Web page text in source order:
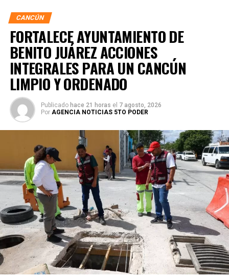
CANCÚN
FORTALECE AYUNTAMIENTO DE
BENITO JUÁREZ ACCIONES
INTEGRALES PARA UN CANCÚN
LIMPIO Y ORDENADO
Publicado hace 21 horas el 7 agosto, 2026
Por AGENCIA NOTICIAS 5TO PODER